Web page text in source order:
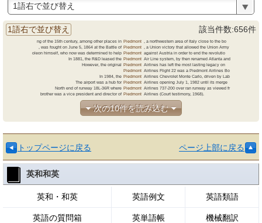
1語右で並び替え
1語右で並び替え 該当件数:656件
ng of the 15th century, among other places in Piedmont anorthwestern area of Italy close to the bo
, was fought on June 5, 1864 at the Battle of
Piedmont aUnion victory that allowed the Union Army
oleon himself, who now was determined to help
Piedmont againstAustria in order to end the revolutio
In 1881, the R&D leased the
Piedmont AirLine system, by then renamed Atlanta and
However, the original
Piedmont Airlineshas left the most lasting legacy on
Piedmont AirlinesFlight 22 was a Piedmont Airlines Bo
In 1984, the
Piedmont AirlinesChevrolet Monte Carlo, driven by Lab
The airport was a hub for
Piedmont Airlinesopening July 1, 1982 until its merge
North end of runway 18L-36R where
Piedmont Airlines737-200 over ran runway as viewed fr
brother was a vice president and director of
Piedmont Airlines(Court testimony, 1968).
次の10件を読み込む
トップページに戻る ページ上部に戻る
英和和英
英和・和英 英語例文 英語類語
英語の質問箱 英単語帳 機械翻訳